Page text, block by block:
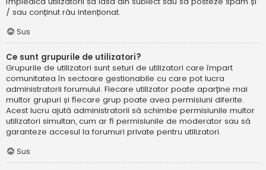
/ sau conținut rău intenționat.
Sus
Ce sunt grupurile de utilizatori?
Grupurile de utilizatori sunt seturi de utilizatori care împart
comunitatea în sectoare gestionabile cu care pot lucra
administratorii forumului. Fiecare utilizator poate aparține mai
multor grupuri și fiecare grup poate avea permisiuni diferite.
Acest lucru ajută administratorii să schimbe permisiunile multor
utilizatori simultan, cum ar fi permisiunile de moderator sau să
garanteze accesul la forumuri private pentru utilizatori.
Sus